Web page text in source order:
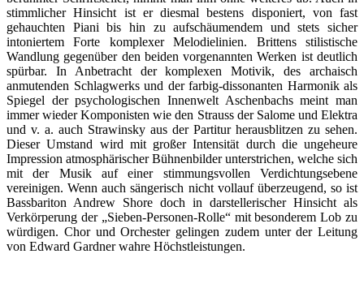
stimmlicher Hinsicht ist er diesmal bestens disponiert, von fast
gehauchten Piani bis hin zu aufschäumendem und stets sicher
intoniertem Forte komplexer Melodielinien. Brittens stilistische
Wandlung gegenüber den beiden vorgenannten Werken ist deutlich
spürbar. In Anbetracht der komplexen Motivik, des archaisch
anmutenden Schlagwerks und der farbig-dissonanten Harmonik als
Spiegel der psychologischen Innenwelt Aschenbachs meint man
immer wieder Komponisten wie den Strauss der Salome und Elektra
und v. a. auch Strawinsky aus der Partitur herausblitzen zu sehen.
Dieser Umstand wird mit großer Intensität durch die ungeheure
Impression atmosphärischer Bühnenbilder unterstrichen, welche sich
mit der Musik auf einer stimmungsvollen Verdichtungsebene
vereinigen. Wenn auch sängerisch nicht vollauf überzeugend, so ist
Bassbariton Andrew Shore doch in darstellerischer Hinsicht als
Verkörperung der „Sieben-Personen-Rolle“ mit besonderem Lob zu
würdigen. Chor und Orchester gelingen zudem unter der Leitung
von Edward Gardner wahre Höchstleistungen.